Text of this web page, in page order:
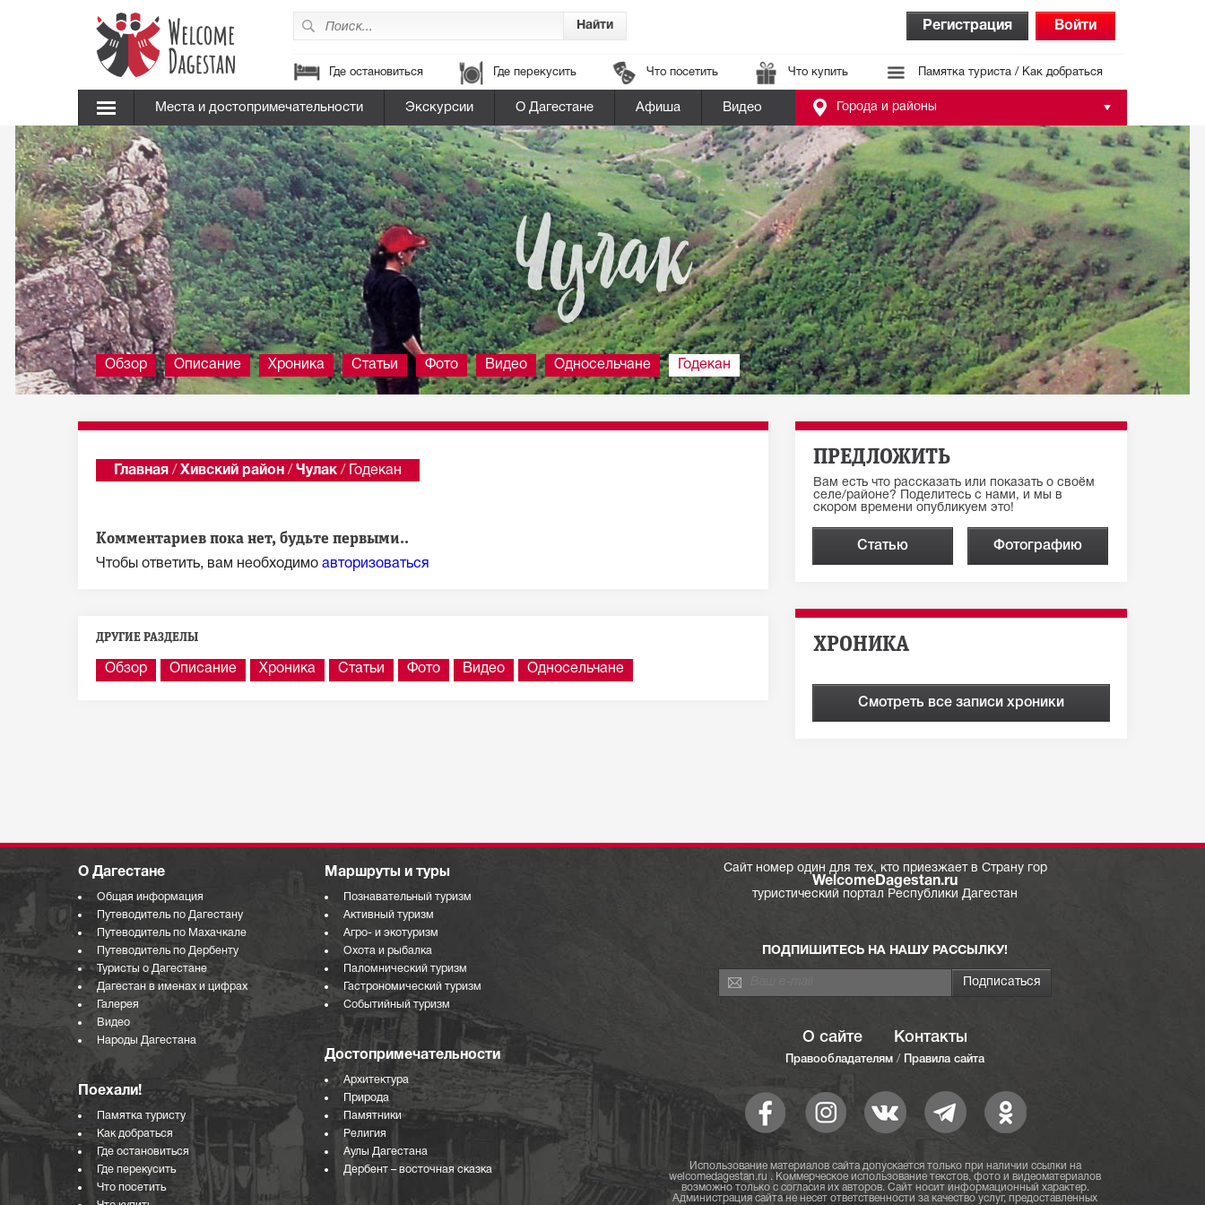
Регистрация Войти
Где остановиться Где перекусить Что посетить Что купить Памятка туриста / Как добраться
Места и достопримечательности Экскурсии О Дагестане Афиша Видео Города и районы
Чулак
Обзор Описание Хроника Статьи Фото Видео Односельчане Годекан
Главная / Хивский район / Чулак / Годекан
Комментариев пока нет, будьте первыми..
Чтобы ответить, вам необходимо авторизоваться
ДРУГИЕ РАЗДЕЛЫ
Обзор Описание Хроника Статьи Фото Видео Односельчане
ПРЕДЛОЖИТЬ
Вам есть что рассказать или показать о своём
селе/районе? Поделитесь с нами, и мы в
скором времени опубликуем это!
Статью Фотографию
ХРОНИКА
Смотреть все записи хроники
О Дагестане
Общая информация
Путеводитель по Дагестану
Путеводитель по Махачкале
Путеводитель по Дербенту
Туристы о Дагестане
Дагестан в именах и цифрах
Галерея
Видео
Народы Дагестана
Поехали!
Памятка туристу
Как добраться
Где остановиться
Где перекусить
Что посетить
Маршруты и туры
Познавательный туризм
Активный туризм
Агро- и экотуризм
Охота и рыбалка
Паломнический туризм
Гастрономический туризм
Событийный туризм
Достопримечательности
Архитектура
Природа
Памятники
Религия
Аулы Дагестана
Дербент – восточная сказка
Сайт номер один для тех, кто приезжает в Страну гор
WelcomeDagestan.ru
туристический портал Республики Дагестан
ПОДПИШИТЕСЬ НА НАШУ РАССЫЛКУ!
О сайте Контакты
Правообладателям / Правила сайта
Использование материалов сайта допускается только при наличии ссылки на
welcomedagestan.ru . Коммерческое использование текстов, фото и видеоматериалов
возможно только с согласия их авторов. Сайт носит информационный характер.
Администрация сайта не несет ответственности за качество услуг, предоставленных